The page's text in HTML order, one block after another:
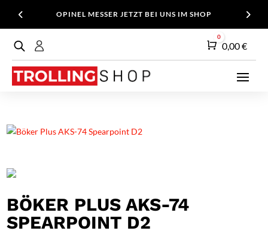
OPINEL MESSER JETZT BEI UNS IM SHOP
Warenkorb
0
0,00€
BÖKER PLUS AKS-74
SPEARPOINT D2